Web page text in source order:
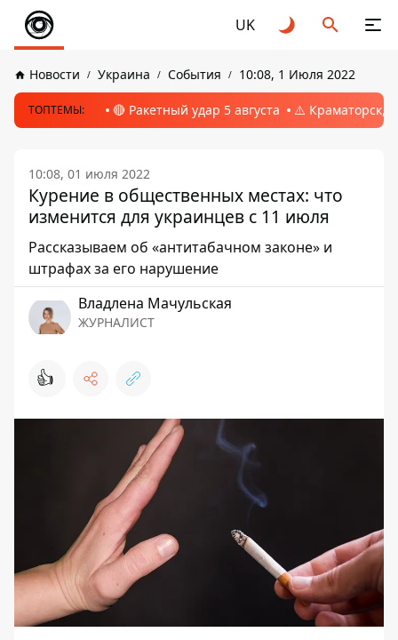
UK
Новости Украина События 10:08, 1 Июля 2022
ТОПТЕМЫ: 🔴 Ракетный удар 5 августа ⚠️ Краматорск,
10:08, 01 июля 2022
Курение в общественных местах: что
изменится для украинцев с 11 июля
Рассказываем об «антитабачном законе» и
штрафах за его нарушение
Владлена Мачульская
ЖУРНАЛИСТ
👍